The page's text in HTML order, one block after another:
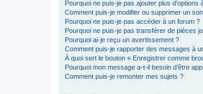
Pourquoi ne puis-je pas ajouter plus d’options
Comment puis-je modifier ou supprimer un
Pourquoi ne puis-je pas accéder à un forum ?
Pourquoi ne puis-je pas transférer de pièces
Pourquoi ai-je reçu un avertissement ?
Comment puis-je rapporter des messages à
À quoi sert le bouton « Enregistrer comme
Pourquoi mon message a-t-il besoin d’être
Comment puis-je remonter mes sujets ?